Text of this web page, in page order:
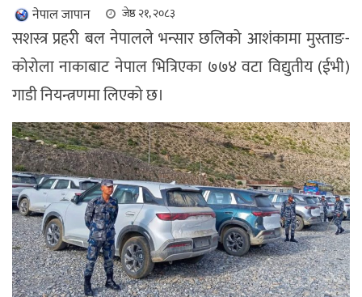
नेपाल जापान जेष्ठ २१, २०८३
सशस्त्र प्रहरी बल नेपालले भन्सार छलिको आशंकामा मुस्ताङ-
कोरोला नाकाबाट नेपाल भित्रिएका ७७४ वटा विद्युतीय (ईभी)
गाडी नियन्त्रणमा लिएको छ।